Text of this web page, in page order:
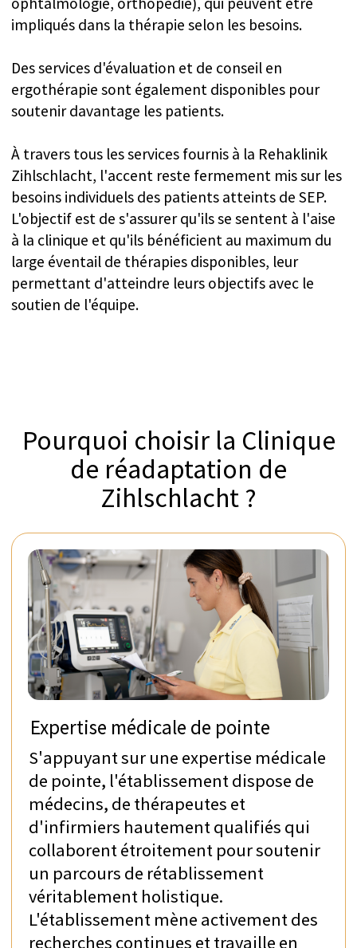
Admission flexible et délais
d'attente courts
parfaitement alignés sur les progrès du
patient.
Le calendrier d'admission au Centre de
réadaptation de Zihlschlacht est très
flexible, conçu pour s'intégrer
parfaitement aux itinéraires de voyage.
L'établissement maintient une courte
liste d'attente, permettant aux
patients de commencer leur
médicale en ligne
Consultation médicale en ligne
avec le Médecin-chef du service
international, Spécialiste en
neurologieDr. Stefan Schuko
La Rehaklinik Zihlschlacht s'engage
fermement à aider les patients à redécouvrir
leurs capacités et à retrouver confiance dans
Obtenez des réponses aux questions qui se
posent après un AVC, un accident ou tout
autre incident neurologique lors d'une
consultation en ligne de 30 minutes
rétablissement
suivez déjà un traitement neurologique
Recevez des informations sur où et
comment obtenir la meilleure réadaptation
adaptée à vos besoins personnels et à votre
situation
Obtenez une recommandation sur la
manière de commencer ou de faire
progresser votre réadaptation pour
maximiser votre santé et votre